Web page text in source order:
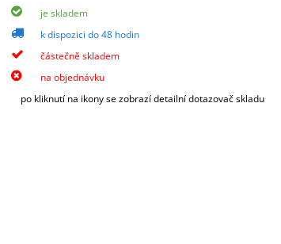
je skladem
k dispozici do 48 hodin
částečně skladem
na objednávku
po kliknutí na ikony se zobrazí detailní dotazovač skladu